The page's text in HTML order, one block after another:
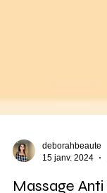
15 janv. 2024